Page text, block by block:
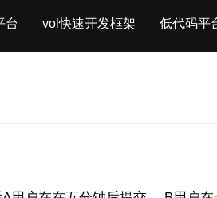
台 vol快速开发框架 低代码平